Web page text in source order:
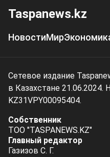
Taspanews.kz
НовостиМир
Сетевое издание
в Казахстане
KZ31VPY00095404.
Собственник
ТОО "TASPANEWS.KZ"
Главный редактор
Газизов С. Г.